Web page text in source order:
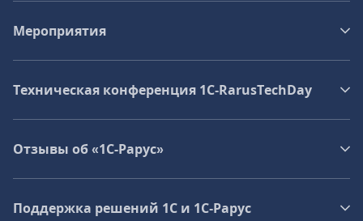
Мероприятия
Техническая конференция 1C‑RarusTechDay
Отзывы об «1С-Рарус»
Поддержка решений 1С и 1С‑Рарус